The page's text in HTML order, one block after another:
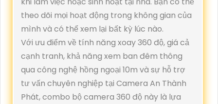
theo dõi mọi hoạt động trong không gian của
mình và có thể xem lại bất kỳ lúc nào.
Với ưu điểm về tính năng xoay 360 độ, giá cả
cạnh tranh, khả năng xem ban đêm thông
qua công nghệ hồng ngoại 10m và sự hỗ trợ
tư vấn chuyên nghiệp tại Camera An Thành
Phát, combo bộ camera 360 độ này là lựa